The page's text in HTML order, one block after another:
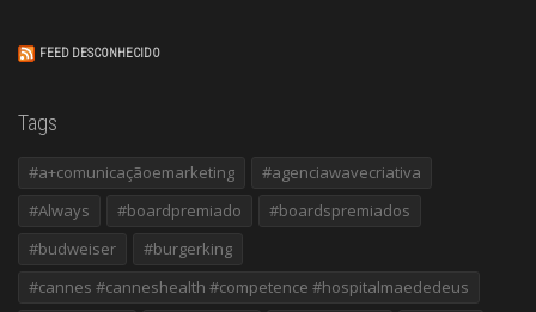
FEED DESCONHECIDO
Tags
#a+comunicaçãoemarketing
#agenciawavecriativa
#Always
#boardpremiado
#boardspremiados
#budweiser
#burgerking
#cannes #canneshealth #competence #hospitalmaededeus